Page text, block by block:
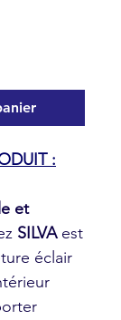
:
et
SILVAest
éclair